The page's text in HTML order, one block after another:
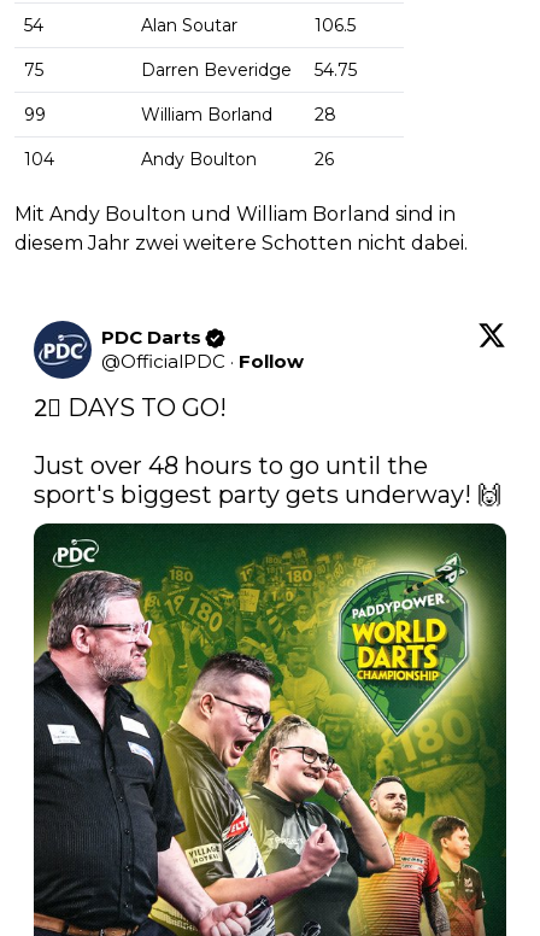
54 Alan Soutar 106.5
75 Darren Beveridge 54.75
99 William Borland 28
104 Andy Boulton 26
Mit Andy Boulton und William Borland sind in
diesem Jahr zwei weitere Schotten nicht dabei.
PDC Darts
@OfficialPDC · Follow
2⃣ DAYS TO GO!
Just over 48 hours to go until the